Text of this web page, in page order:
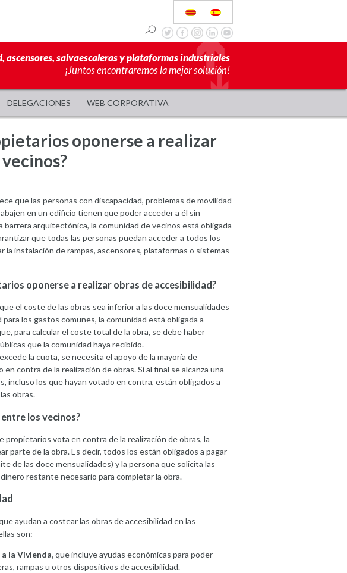
ascensores, salvaescaleras y plataformas industriales
¡Juntos encontraremos la mejor solución!
DELEGACIONES WEB CORPORATIVA
oponerse a realizar
que las personas con discapacidad, problemas de movilidad
en un edificio tienen que poder acceder a él sin
arquitectónica, la comunidad de vecinos está obligada
que todas las personas puedan acceder a todos los
la instalación de rampas, ascensores, plataformas o sistemas
oponerse a realizar obras de accesibilidad?
el coste de las obras sea inferior a las doce mensualidades
los gastos comunes, la comunidad está obligada a
para calcular el coste total de la obra, se debe haber
que la comunidad haya recibido.
la cuota, se necesita el apoyo de la mayoría de
contra de la realización de obras. Si al final se alcanza una
incluso los que hayan votado en contra, están obligados a
obras.
los vecinos?
propietarios vota en contra de la realización de obras, la
parte de la obra. Es decir, todos los están obligados a pagar
de las doce mensualidades) y la persona que solicita las
restante necesario para completar la obra.
ayudan a costear las obras de accesibilidad en las
son:
la Vivienda,que incluye ayudas económicas para poder
rampas u otros dispositivos de accesibilidad.